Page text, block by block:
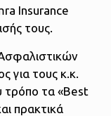
Insurance
τους.
για τους κ.κ.
τρόπο τα «Best
πρακτικά